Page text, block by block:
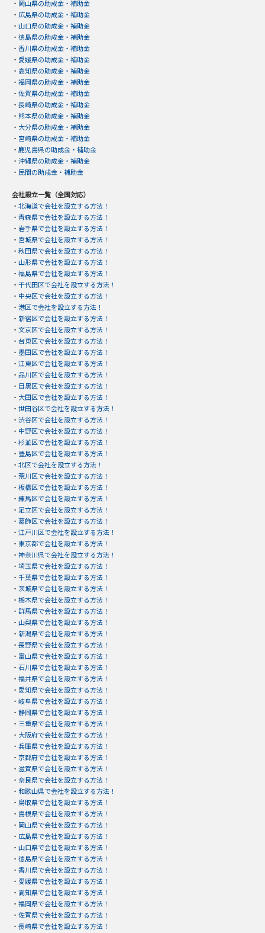
・ 岡山県の助成金・補助金
・ 広島県の助成金・補助金
・ 山口県の助成金・補助金
・ 徳島県の助成金・補助金
・ 香川県の助成金・補助金
・ 愛媛県の助成金・補助金
・ 高知県の助成金・補助金
・ 福岡県の助成金・補助金
・ 佐賀県の助成金・補助金
・ 長崎県の助成金・補助金
・ 熊本県の助成金・補助金
・ 大分県の助成金・補助金
・ 宮崎県の助成金・補助金
・ 鹿児島県の助成金・補助金
・ 沖縄県の助成金・補助金
・ 民間の助成金・補助金
会社設立一覧（全国対応）
・ 北海道で会社を設立する方法！
・ 青森県で会社を設立する方法！
・ 岩手県で会社を設立する方法！
・ 宮城県で会社を設立する方法！
・ 秋田県で会社を設立する方法！
・ 山形県で会社を設立する方法！
・ 福島県で会社を設立する方法！
・ 千代田区で会社を設立する方法！
・ 中央区で会社を設立する方法！
・ 港区で会社を設立する方法！
・ 新宿区で会社を設立する方法！
・ 文京区で会社を設立する方法！
・ 台東区で会社を設立する方法！
・ 墨田区で会社を設立する方法！
・ 江東区で会社を設立する方法！
・ 品川区で会社を設立する方法！
・ 目黒区で会社を設立する方法！
・ 大田区で会社を設立する方法！
・ 世田谷区で会社を設立する方法！
・ 渋谷区で会社を設立する方法！
・ 中野区で会社を設立する方法！
・ 杉並区で会社を設立する方法！
・ 豊島区で会社を設立する方法！
・ 北区で会社を設立する方法！
・ 荒川区で会社を設立する方法！
・ 板橋区で会社を設立する方法！
・ 練馬区で会社を設立する方法！
・ 足立区で会社を設立する方法！
・ 葛飾区で会社を設立する方法！
・ 江戸川区で会社を設立する方法！
・ 東京都で会社を設立する方法！
・ 神奈川県で会社を設立する方法！
・ 埼玉県で会社を設立する方法！
・ 千葉県で会社を設立する方法！
・ 茨城県で会社を設立する方法！
・ 栃木県で会社を設立する方法！
・ 群馬県で会社を設立する方法！
・ 山梨県で会社を設立する方法！
・ 新潟県で会社を設立する方法！
・ 長野県で会社を設立する方法！
・ 富山県で会社を設立する方法！
・ 石川県で会社を設立する方法！
・ 福井県で会社を設立する方法！
・ 愛知県で会社を設立する方法！
・ 岐阜県で会社を設立する方法！
・ 静岡県で会社を設立する方法！
・ 三重県で会社を設立する方法！
・ 大阪府で会社を設立する方法！
・ 兵庫県で会社を設立する方法！
・ 京都府で会社を設立する方法！
・ 滋賀県で会社を設立する方法！
・ 奈良県で会社を設立する方法！
・ 和歌山県で会社を設立する方法！
・ 鳥取県で会社を設立する方法！
・ 島根県で会社を設立する方法！
・ 岡山県で会社を設立する方法！
・ 広島県で会社を設立する方法！
・ 山口県で会社を設立する方法！
・ 徳島県で会社を設立する方法！
・ 香川県で会社を設立する方法！
・ 愛媛県で会社を設立する方法！
・ 高知県で会社を設立する方法！
・ 福岡県で会社を設立する方法！
・ 佐賀県で会社を設立する方法！
・ 長崎県で会社を設立する方法！